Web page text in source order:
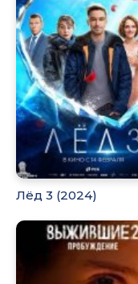
Лёд 3 (2024)